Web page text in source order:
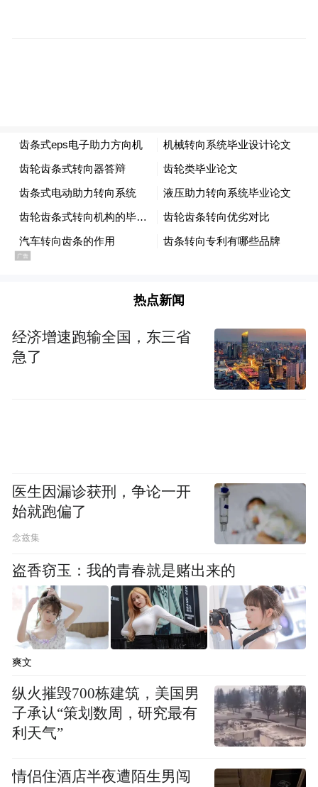
热点新闻
经济增速跑输全国，东三省
急了
医生因漏诊获刑，争论一开
始就跑偏了
念兹集
盗香窃玉：我的青春就是赌出来的
爽文
纵火摧毁700栋建筑，美国男
子承认“策划数周，研究最有
利天气”
情侣住酒店半夜遭陌生男闯